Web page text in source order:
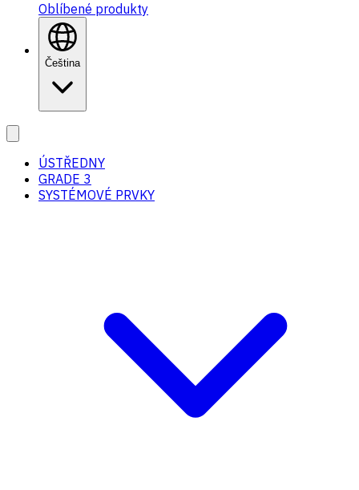
Oblíbené produkty
Čeština
ÚSTŘEDNY
GRADE 3
SYSTÉMOVÉ PRVKY